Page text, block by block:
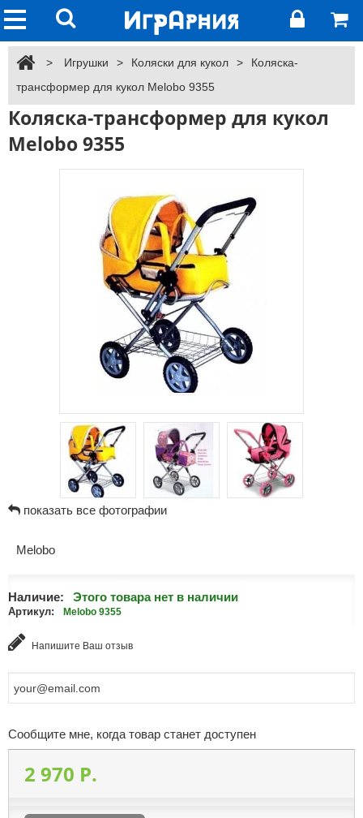
> Игрушки > Коляски для кукол >
Коляска-
трансформер для кукол Melobo 9355
Коляска-трансформер для кукол
Melobo 9355
показать все фотографии
Melobo
Наличие: Этого товара нет в наличии
Артикул: Melobo 9355
Напишите Ваш отзыв
Сообщите мне, когда товар станет доступен
2 970 P.